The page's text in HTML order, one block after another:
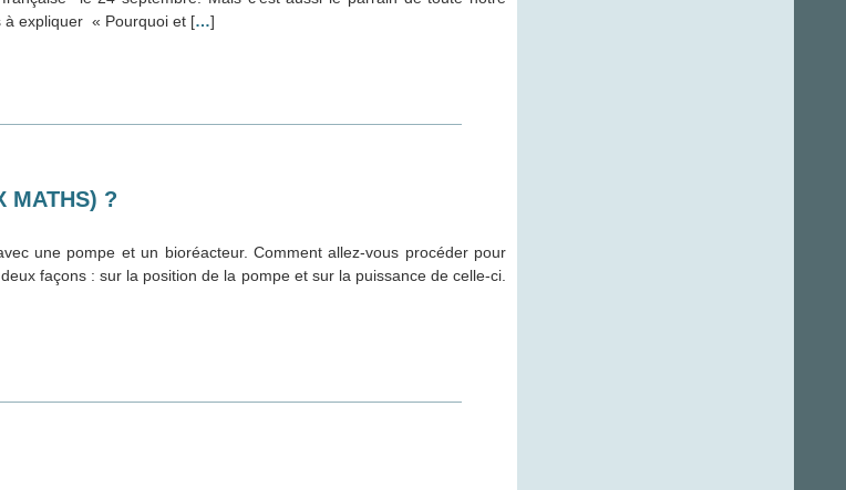
à expliquer « Pourquoi et […]
MATHS) ?
une pompe et un bioréacteur. Comment allez-vous procéder pour
façons : sur la position de la pompe et sur la puissance de celle-ci.